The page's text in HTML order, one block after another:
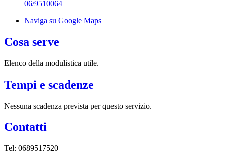
06/9510064
Naviga su Google Maps
Cosa serve
Elenco della modulistica utile.
Tempi e scadenze
Nessuna scadenza prevista per questo servizio.
Contatti
Tel: 0689517520